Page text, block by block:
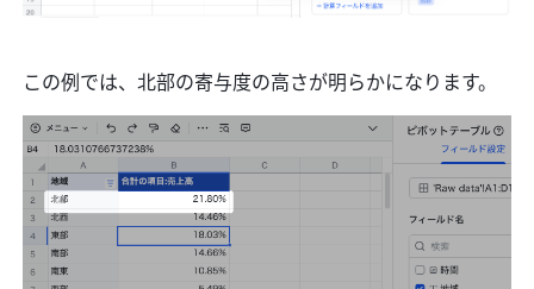
この例では、北部の寄与度の高さが明らかになります。